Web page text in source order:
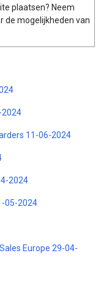
plaatsen? Neem
de mogelijkheden van
2024
11-06-2024
2024
05-2024
Europe 29-04-